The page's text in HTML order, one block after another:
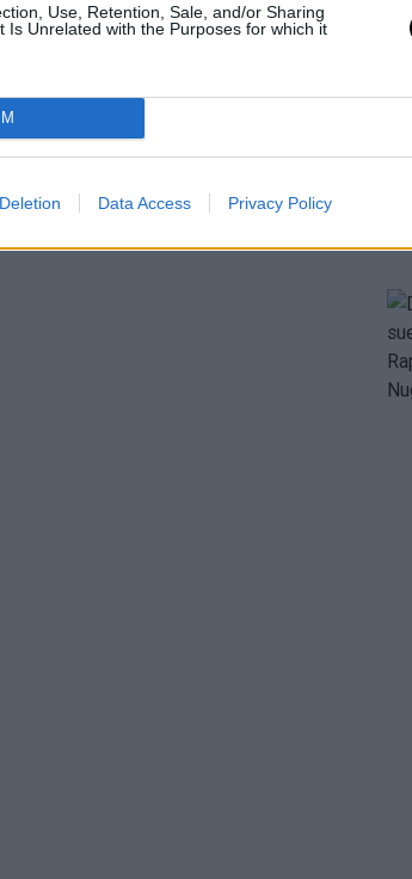
Use, Retention, Sale, and/or Sharing
Is Unrelated with the Purposes for which it
Data Access Privacy Policy